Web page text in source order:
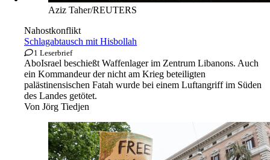
Aziz Taher/REUTERS
Nahostkonflikt
Schlagabtausch mit Hisbollah
1 Leserbrief
AboIsrael beschießt Waffenlager im Zentrum Libanons. Auch
ein Kommandeur der nicht am Krieg beteiligten
palästinensischen Fatah wurde bei einem Luftangriff im Süden
des Landes getötet.
Von Jörg Tiedjen